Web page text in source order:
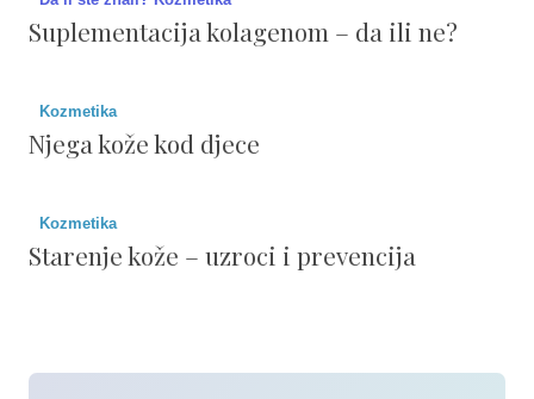
Suplementacija kolagenom – da ili ne?
Kozmetika
Njega kože kod djece
Kozmetika
Starenje kože – uzroci i prevencija